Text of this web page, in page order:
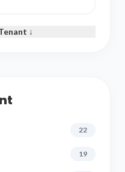
↓
22
19